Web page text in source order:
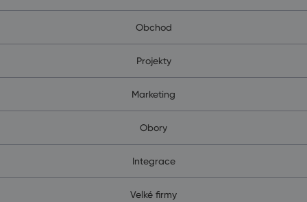
Obchod
Projekty
Marketing
Obory
Integrace
Velké firmy